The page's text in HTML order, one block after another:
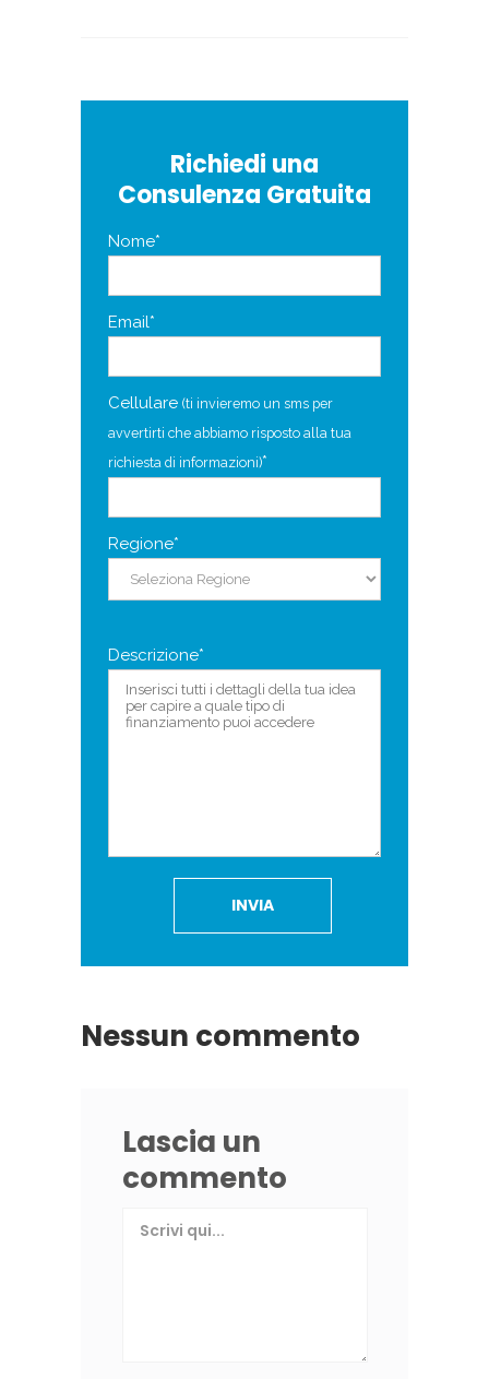
Richiedi una
Consulenza Gratuita
Nome*
Email*
Cellulare (ti invieremo un sms per
avvertirti che abbiamo risposto alla tua
richiesta di informazioni)*
Regione*
Descrizione*
Nessun commento
Lascia un
commento